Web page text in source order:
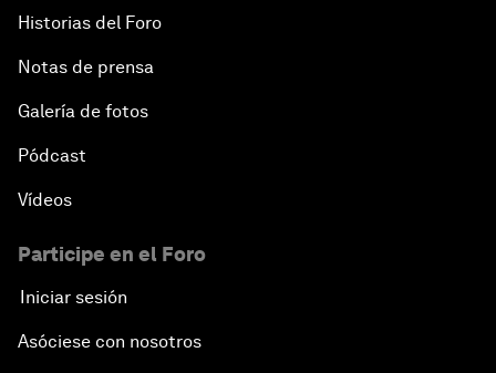
Historias del Foro
Notas de prensa
Galería de fotos
Pódcast
Vídeos
Participe en el Foro
Iniciar sesión
Asóciese con nosotros